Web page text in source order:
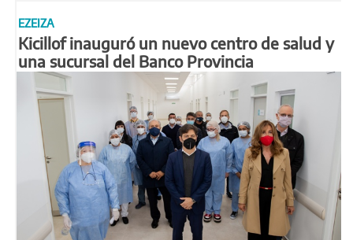
EZEIZA
Kicillof inauguró un nuevo centro de salud y
una sucursal del Banco Provincia